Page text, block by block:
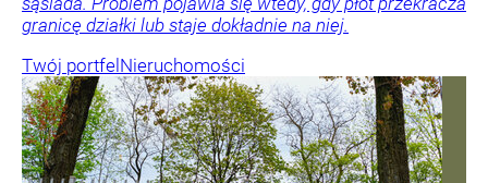
granicę działki lub staje dokładnie na niej.
Twój portfelNieruchomości